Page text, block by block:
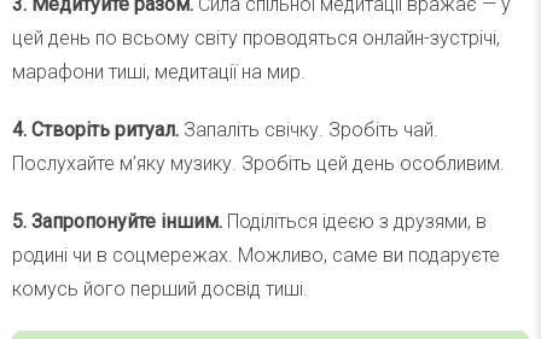
цей день по всьому світу проводяться онлайн-зустрічі,
марафони тиші, медитації на мир.
4. Створіть ритуал. Запаліть свічку. Зробіть чай.
Послухайте м’яку музику. Зробіть цей день особливим.
5. Запропонуйте іншим. Поділіться ідеєю з друзями, в
родині чи в соцмережах. Можливо, саме ви подаруєте
комусь його перший досвід тиші.